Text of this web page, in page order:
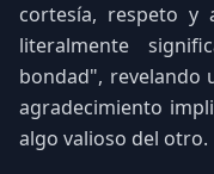
cortesía, respeto y
literalmente
bondad", revelando
agradecimiento
algo valioso del otro.